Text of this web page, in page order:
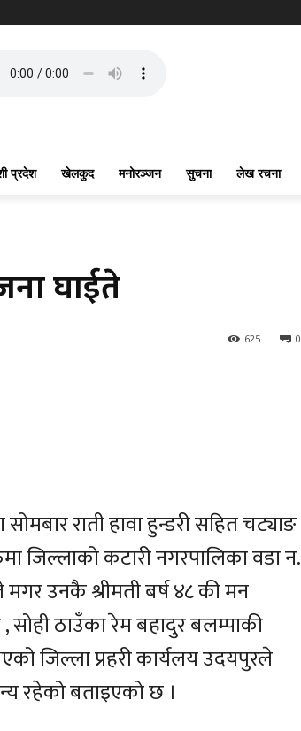
प्रदेश खेलकुद मनोरञ्जन सुचना लेख रचना
घाईते
0
625
राती हावा हुन्डरी सहित चट्याङ
जिल्लाको कटारी नगरपालिका वडा न.
उनकै श्रीमती बर्ष ४८ की मन
ठाउँका रेम बहादुर बलम्पाकी
जिल्ला प्रहरी कार्यलय उदयपुरले
रहेको बताइएको छ ।